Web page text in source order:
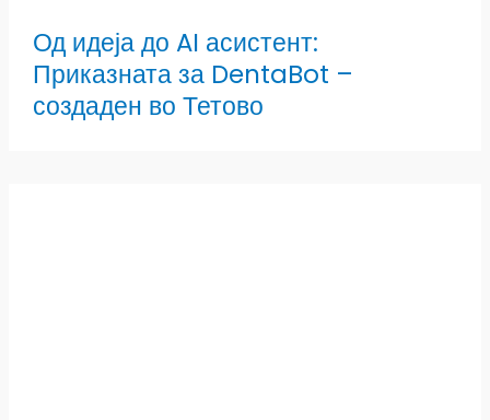
Од идеја до AI асистент:
Приказната за DentaBot –
создаден во Тетово